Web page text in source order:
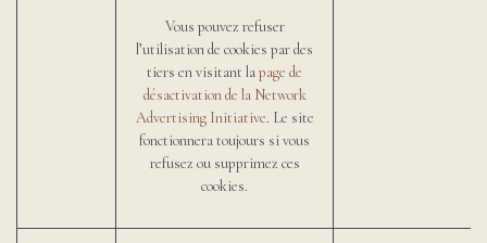
Vous pouvez refuser
l’utilisation de cookies par des
tiers en visitant lapage de
désactivation de la Network
Advertising Initiative. Le site
fonctionnera toujours si vous
refusez ou supprimez ces
cookies.